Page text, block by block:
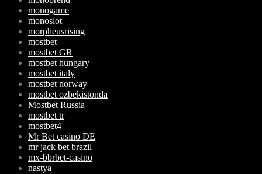
monogame
monoslot
morpheusrising
mostbet
mostbet GR
mostbet hungary
mostbet italy
mostbet norway
mostbet ozbekistonda
Mostbet Russia
mostbet tr
mostbet4
Mr Bet casino DE
mr jack bet brazil
mx-bbrbet-casino
nastya